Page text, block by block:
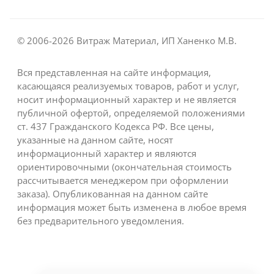
© 2006-2026 Витраж Материал, ИП Ханенко М.В.
Вся представленная на сайте информация,
касающаяся реализуемых товаров, работ и услуг,
носит информационный характер и не является
публичной офертой, определяемой положениями
ст. 437 Гражданского Кодекса РФ. Все цены,
указанные на данном сайте, носят
информационный характер и являются
ориентировочными (окончательная стоимость
рассчитывается менеджером при оформлении
заказа). Опубликованная на данном сайте
информация может быть изменена в любое время
без предварительного уведомления.